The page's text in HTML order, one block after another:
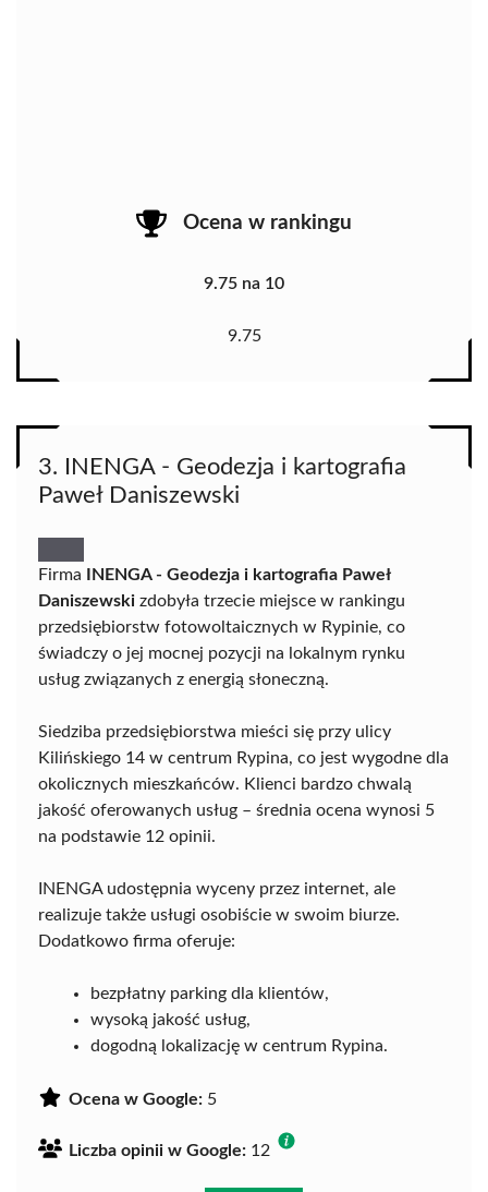
Ocena w rankingu
9.75 na 10
9.75
3. INENGA - Geodezja i kartografia
Paweł Daniszewski
Firma
INENGA - Geodezja i kartografia Paweł
Daniszewski zdobyła trzecie miejsce w rankingu
przedsiębiorstw fotowoltaicznych w Rypinie, co
świadczy o jej mocnej pozycji na lokalnym rynku
usług związanych z energią słoneczną.
Siedziba przedsiębiorstwa mieści się przy ulicy
Kilińskiego 14 w centrum Rypina, co jest wygodne dla
okolicznych mieszkańców. Klienci bardzo chwalą
jakość oferowanych usług – średnia ocena wynosi 5
na podstawie 12 opinii.
INENGA udostępnia wyceny przez internet, ale
realizuje także usługi osobiście w swoim biurze.
Dodatkowo firma oferuje:
bezpłatny parking dla klientów,
wysoką jakość usług,
dogodną lokalizację w centrum Rypina.
Ocena w Google: 5
Liczba opinii w Google: 12